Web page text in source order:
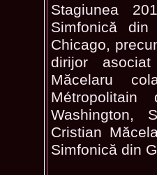
Stagiunea
Simfonică
Chicago,
dirijor
Măcelaru
Washington,
Cristian
Simfonică din